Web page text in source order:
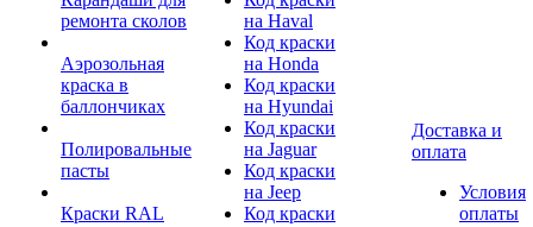
ремонта сколов
Аэрозольная
краска в
баллончиках
Полировальные
пасты
Краски RAL
на Haval
Код краски
на Honda
Код краски
на Hyundai
Код краски
на Jaguar
Код краски
на Jeep
Код краски
Доставка и
оплата
Условия
оплаты